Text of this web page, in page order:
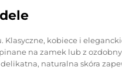
kobiece i
na zamek lub z
naturalna skóra